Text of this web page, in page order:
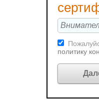
политику